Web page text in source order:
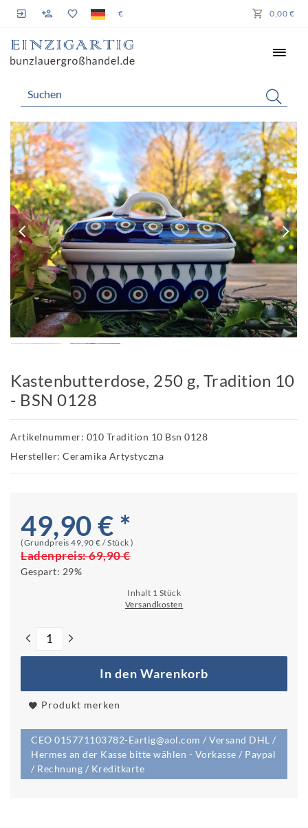
€ 0,00 €
Kastenbutterdose, 250 g, Tradition 10
- BSN 0128
Artikelnummer: 010 Tradition 10 Bsn 0128
Hersteller: Ceramika Artystyczna
49,90 € *
(Grundpreis 49,90 € / Stück )
Ladenpreis:69,90 €
Gespart: 29%
Inhalt 1 Stück
Versandkosten
In den Warenkorb
Produkt merken
CEO 015771103782-Eartig@aol.com / Versand DHL /
Hermes an der Kasse bitte wählen - Vorkasse / Paypal
/ Rechnung / Kreditkarte